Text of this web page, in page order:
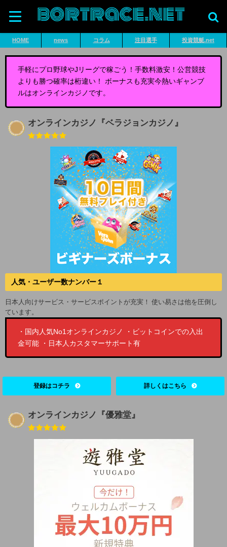
HOME news コラム 注目選手 投資競艇.net
手軽にプロ野球やJリーグで稼ごう！手数料激安！公営競技
よりも勝つ確率は桁違い！ ボーナスも充実今熱いギャンブ
ルはオンラインカジノです。
オンラインカジノ『ベラジョンカジノ』
人気・ユーザー数ナンバー１
日本人向けサービス・サービスポイントが充実！ 使い易さは他を圧倒し
ています。
・国内人気No1オンラインカジノ ・ビットコインでの入出
金可能 ・日本人カスタマーサポート有
登録はコチラ 詳しくはこちら
オンラインカジノ『優雅堂』